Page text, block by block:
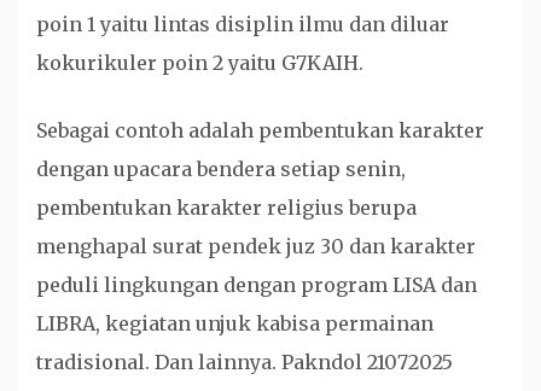
poin 1 yaitu lintas disiplin ilmu dan diluar
kokurikuler poin 2 yaitu G7KAIH.
Sebagai contoh adalah pembentukan karakter
dengan upacara bendera setiap senin,
pembentukan karakter religius berupa
menghapal surat pendek juz 30 dan karakter
peduli lingkungan dengan program LISA dan
LIBRA, kegiatan unjuk kabisa permainan
tradisional. Dan lainnya. Pakndol 21072025